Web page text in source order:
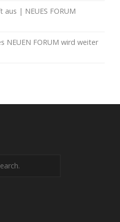
| NEUES FORUM
NEUEN FORUM wird weiter